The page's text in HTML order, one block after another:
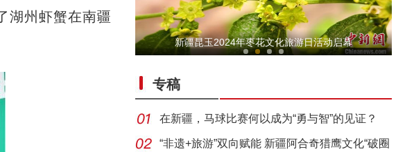
湖州虾蟹在南疆
“阿克苏是个好地方·四季之美”——《走进
新疆昆玉2024年枣花文化旅游日活动启幕
专稿
在新疆，马球比赛何以成为“勇与智”的见证？
“非遗+旅游”双向赋能 新疆阿合奇猎鹰文化“破圈